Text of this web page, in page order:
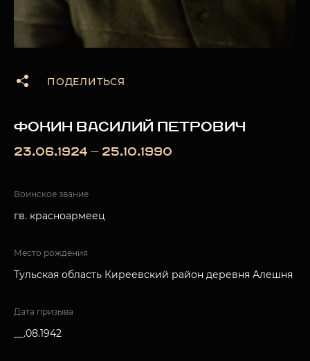
ПОДЕЛИТЬСЯ
ФОКИН ВАСИЛИЙ ПЕТРОВИЧ
23.06.1924 — 25.10.1990
Воинское звание
гв. красноармеец
Место рождения
Тульская область Киреевский район деревня Алешня
Дата призыва
__.08.1942